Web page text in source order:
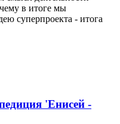
в итоге мы
суперпроекта - итога
'Енисей -